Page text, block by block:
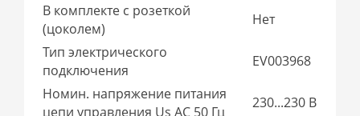
В комплекте с розеткой
(цоколем)
Нет
Тип электрического
подключения
EV003968
Номин. напряжение питания
цепи управления Us AC 50 Гц
230...230 В